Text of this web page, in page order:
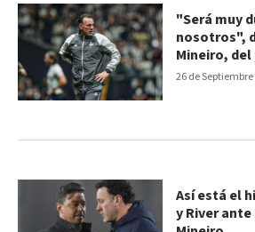
26 de Septiembre
"Será muy
nosotros",
Mineiro,
Así está el
y River